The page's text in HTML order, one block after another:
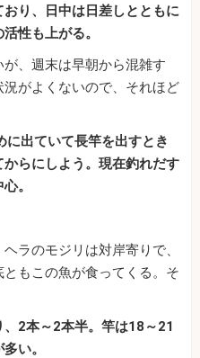
り、日中は日差しとともに
性も上がる。
、週末は早朝から混雑す
がよくないので、それほど
出ていて長竿を出すとき
らにしよう。現在釣れだす
。
ラのモジリは対岸寄りで、
もこの魚が食ってくる。そ
2本～2本半。竿は18～21
い。